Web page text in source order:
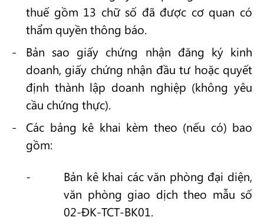
thuế gồm 13 chữ số đã được cơ quan có
thẩm quyền thông báo.
Bản sao giấy chứng nhận đăng ký kinh
doanh, giấy chứng nhận đầu tư hoặc quyết
định thành lập doanh nghiệp (không yêu
cầu chứng thực).
Các bảng kê khai kèm theo (nếu có) bao
gồm:
Bản kê khai các văn phòng đại diện,
văn phòng giao dịch theo mẫu số
02-ĐK-TCT-BK01.